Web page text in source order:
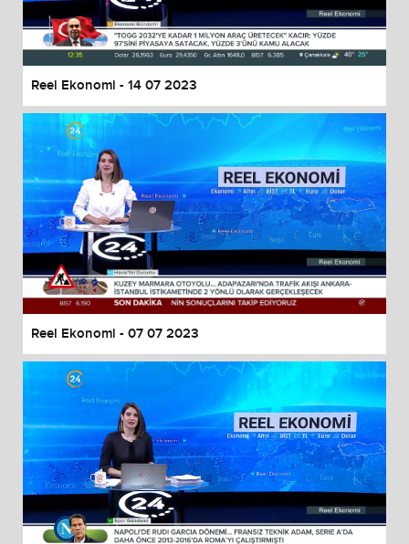
End of dialog window.
Reel Ekonomi - 14 07 2023
Reel Ekonomi - 07 07 2023